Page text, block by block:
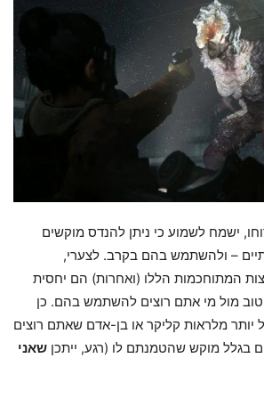
ישמח לשמוע כי ניתן להנדס מוקשים
– ולהשתמש בהם בקרב. לצערי,
המתוחכמות הללו (ואחרות) הם יחסית
טוב מול מי אתם רוצים להשתמש בהם. כן
יותר מלראות קליקר או בן-אדם שאתם רוצים
בגלל מוקש שהטמנתם לו (רגע, ייתכן שאני